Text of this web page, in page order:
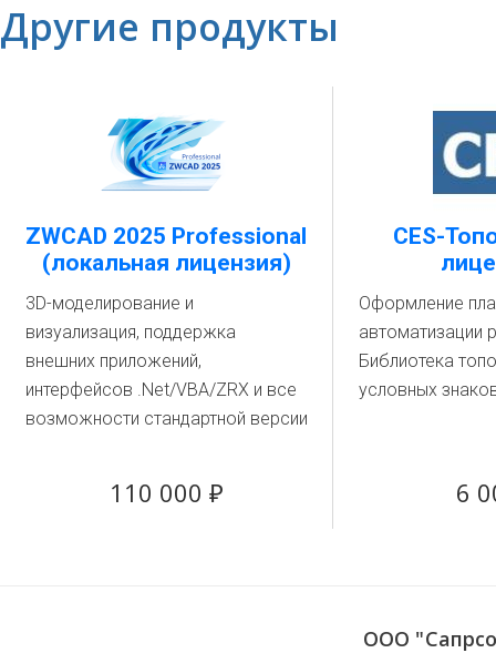
Другие продукты
ZWCAD 2025 Professional
(локальная лицензия)
3D-моделирование и
визуализация, поддержка
внешних приложений,
интерфейсов .Net/VBA/ZRX и все
возможности стандартной версии
110 000 ₽
CES-
Оформление
автоматизации
Библиотека
условных
6
ООО